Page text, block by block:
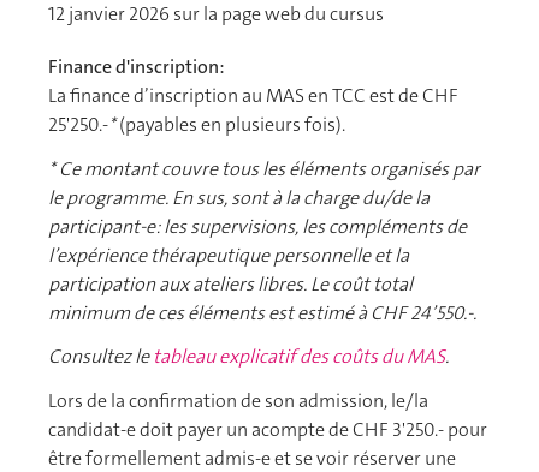
12 janvier 2026 sur la page web du cursus
Finance d'inscription:
La finance d’inscription au MAS en TCC est de CHF
25'250.-*(payables en plusieurs fois).
* Ce montant couvre tous les éléments organisés par
le programme. En sus, sont à la charge du/de la
participant-e: les supervisions, les compléments de
l’expérience thérapeutique personnelle et la
participation aux ateliers libres. Le coût total
minimum de ces éléments est estimé à CHF 24’550.-.
Consultez letableau explicatif des coûts du MAS.
Lors de la confirmation de son admission, le/la
candidat-e doit payer un acompte de CHF 3'250.- pour
être formellement admis-e et se voir réserver une